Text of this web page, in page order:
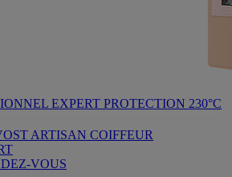
EXPERT PROTECTION 230°C
ARTISAN COIFFEUR
VOUS